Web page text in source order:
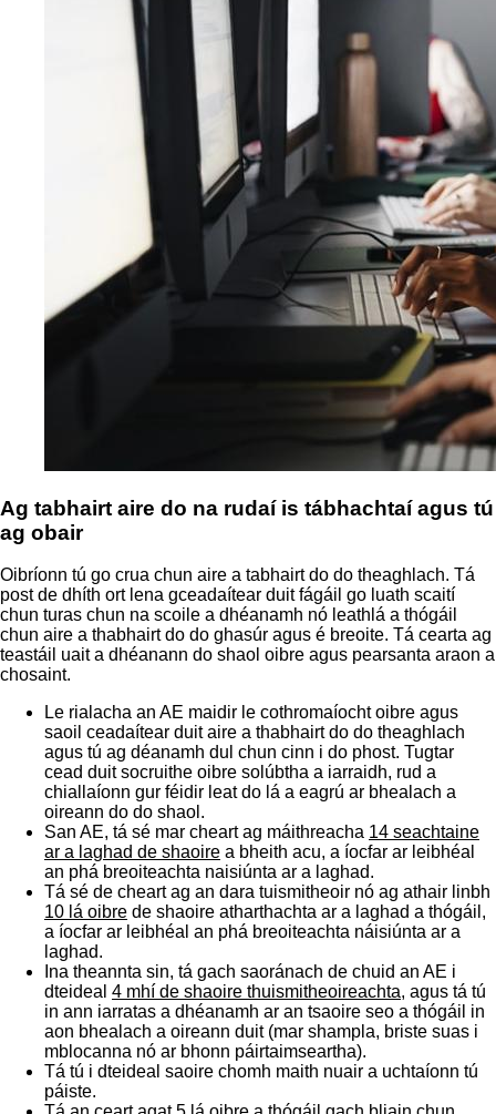
Ag tabhairt aire do na rudaí is tábhachtaí agus tú
ag obair
Oibríonn tú go crua chun aire a tabhairt do do theaghlach. Tá
post de dhíth ort lena gceadaítear duit fágáil go luath scaití
chun turas chun na scoile a dhéanamh nó leathlá a thógáil
chun aire a thabhairt do do ghasúr agus é breoite. Tá cearta ag
teastáil uait a dhéanann do shaol oibre agus pearsanta araon a
chosaint.
Le rialacha an AE maidir le cothromaíocht oibre agus
saoil ceadaítear duit aire a thabhairt do do theaghlach
agus tú ag déanamh dul chun cinn i do phost. Tugtar
cead duit socruithe oibre solúbtha a iarraidh, rud a
chiallaíonn gur féidir leat do lá a eagrú ar bhealach a
oireann do do shaol.
San AE, tá sé mar cheart ag máithreacha 14 seachtaine
ar a laghad de shaoire a bheith acu, a íocfar ar leibhéal
an phá breoiteachta naisiúnta ar a laghad.
Tá sé de cheart ag an dara tuismitheoir nó ag athair linbh
10 lá oibre de shaoire atharthachta ar a laghad a thógáil,
a íocfar ar leibhéal an phá breoiteachta náisiúnta ar a
laghad.
Ina theannta sin, tá gach saoránach de chuid an AE i
dteideal 4 mhí de shaoire thuismitheoireachta, agus tá tú
in ann iarratas a dhéanamh ar an tsaoire seo a thógáil in
aon bhealach a oireann duit (mar shampla, briste suas i
mblocanna nó ar bhonn páirtaimseartha).
Tá tú i dteideal saoire chomh maith nuair a uchtaíonn tú
páiste.